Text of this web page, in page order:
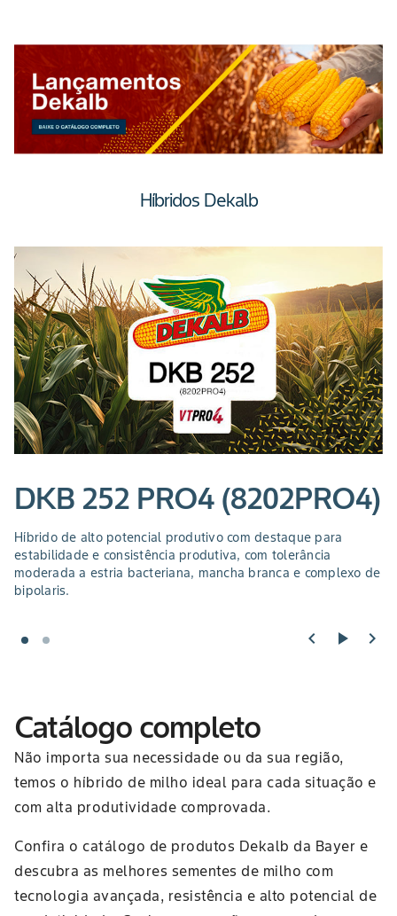
Híbridos Dekalb
Slide 1 of 2
chevron_left play_arrow chevron_right
DKB 252 PRO4 (8202PRO4)
Híbrido de alto potencial produtivo com destaque para
estabilidade e consistência produtiva, com tolerância
moderada a estria bacteriana, mancha branca e complexo de
bipolaris.
Catálogo completo
Não importa sua necessidade ou da sua região,
temos o híbrido de milho ideal para cada situação e
com alta produtividade comprovada.
Confira o catálogo de produtos Dekalb da Bayer e
descubra as melhores sementes de milho com
tecnologia avançada, resistência e alto potencial de